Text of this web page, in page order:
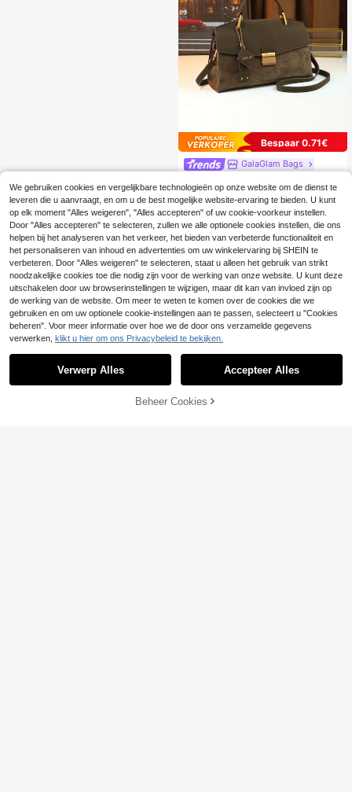
Bespaar 0.71€
GalaGlam Bags
ge enveloptas in forenzenstijl voor
volwassenen, stof, damestas met n
aamplaatje
19 over
47.36€ -1% 48.07€
TOEVOEGEN AAN WINKELWAGEN
We gebruiken cookies en vergelijkbare technologieën op onze website om de dienst te
leveren die u aanvraagt, en om u de best mogelijke website-ervaring te bieden. U kunt
op elk moment "Alles weigeren", "Alles accepteren" of uw cookie-voorkeur instellen.
Door "Alles accepteren" te selecteren, zullen we alle optionele cookies instellen, die ons
helpen bij het analyseren van het verkeer, het bieden van verbeterde functionaliteit en
het personaliseren van inhoud en advertenties om uw winkelervaring bij SHEIN te
verbeteren. Door "Alles weigeren" te selecteren, staat u alleen het gebruik van strikt
noodzakelijke cookies toe die nodig zijn voor de werking van onze website. U kunt deze
uitschakelen door uw browserinstellingen te wijzigen, maar dit kan van invloed zijn op
de werking van de website. Om meer te weten te komen over de cookies die we
gebruiken en om uw optionele cookie-instellingen aan te passen, selecteert u "Cookies
beheren". Voor meer informatie over hoe we de door ons verzamelde gegevens
verwerken, klikt u hier om ons Privacybeleid te bekijken.
Verwerp Alles Accepteer Alles
Beheer Cookies